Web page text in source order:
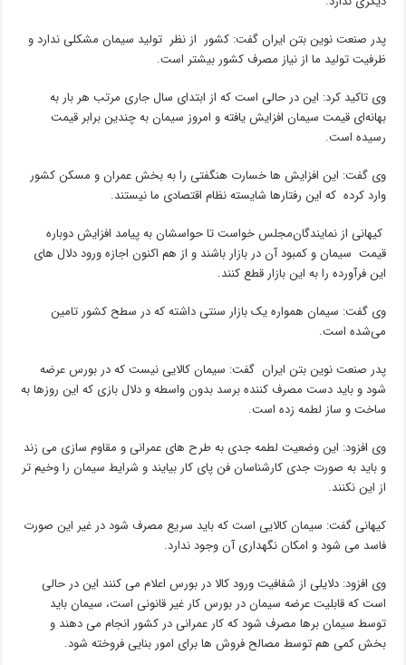
پدر صنعت نوین بتن ایران گفت: کشور از نظر تولید سیمان مشکلی ندارد و
ظرفیت تولید ما از نیاز مصرف کشور بیشتر است.
وی تاکید کرد: این در حالی است که از ابتدای سال جاری مرتب هر بار به
بهانه‌ای قیمت سیمان افزایش یافته و امروز سیمان به چندین برابر قیمت
رسیده است.
وی گفت: این افزایش ها خسارت هنگفتی را به بخش عمران و مسکن کشور
وارد کرده که این رفتارها شایسته نظام اقتصادی ما نیستند.
کیهانی از نمایندگان‌مجلس خواست تا حواسشان به پیامد افزایش دوباره
قیمت سیمان‌ و کمبود آن در بازار باشند و از هم اکنون اجازه ورود دلال های
این فرآورده را به این بازار قطع کنند.
وی گفت: سیمان همواره یک بازار سنتی داشته که در سطح کشور تامین
می‌شده است.
پدر صنعت نوین بتن ایران گفت: سیمان کالایی نیست که در بورس عرضه
شود و باید دست مصرف کننده برسد بدون واسطه و دلال بازی که این روزها به
ساخت و ساز لطمه زده است.
وی افزود: این وضعیت لطمه جدی به طرح های عمرانی و مقاوم سازی می زند
و باید به صورت جدی کارشناسان فن پای کار بیایند و شرایط سیمان را وخیم تر
از این نکنند.
کیهانی گفت: سیمان کالایی است که باید سریع مصرف شود در غیر این صورت
فاسد می شود و امکان نگهداری آن وجود ندارد.
وی افزود: دلایلی از شفافیت ورود کالا در بورس اعلام می کنند این در حالی
است که قابلیت عرضه سیمان در بورس کار غیر قانونی است، سیمان باید
توسط سیمان برها مصرف شود که کار عمرانی در کشور انجام می دهند و
بخش کمی هم توسط مصالح فروش ها برای امور بنایی فروخته شود.